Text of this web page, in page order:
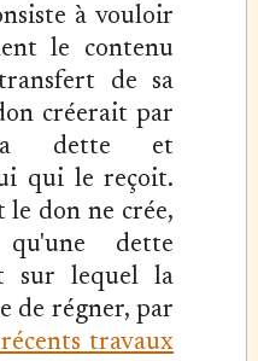
à vouloir
le contenu
de sa
créerait par
dette et
qui le reçoit.
le don ne crée,
dette
sur lequel la
de régner, par
travaux